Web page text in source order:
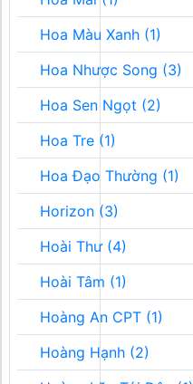
Hoa Màu Xanh (1)
Hoa Nhược Song (3)
Hoa Sen Ngọt (2)
Hoa Tre (1)
Hoa Đạo Thường (1)
Horizon (3)
Hoài Thư (4)
Hoài Tâm (1)
Hoàng An CPT (1)
Hoàng Hạnh (2)